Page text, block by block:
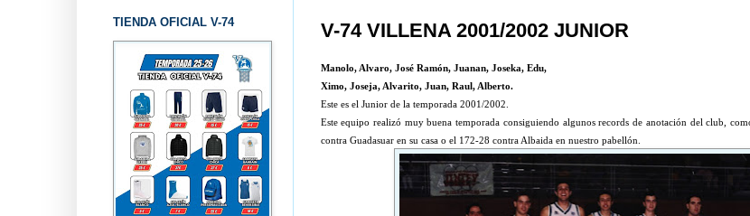
V-74 VILLENA 2001/2002 JUNIOR
Manolo, Alvaro, José Ramón, Juanan, Joseka, Edu,
Ximo, Joseja, Alvarito, Juan, Raul, Alberto.
Este es el Junior de la temporada 2001/2002.
Este equipo realizó muy buena temporada consiguiendo algunosrecords de anotación del club,
contra Guadasuar en su casa o el 172-28 contra Albaida en nuestro pabellón.
TIENDA OFICIAL V-74